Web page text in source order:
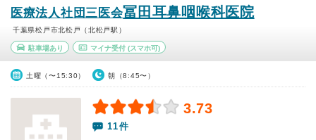
医療法人社団三医会冨田耳鼻咽喉科医院
千葉県松戸市北松戸（北松戸駅）
駐車場あり マイナ受付(スマホ可)
土曜（〜15:30） 朝（8:45〜）
3.73
11件